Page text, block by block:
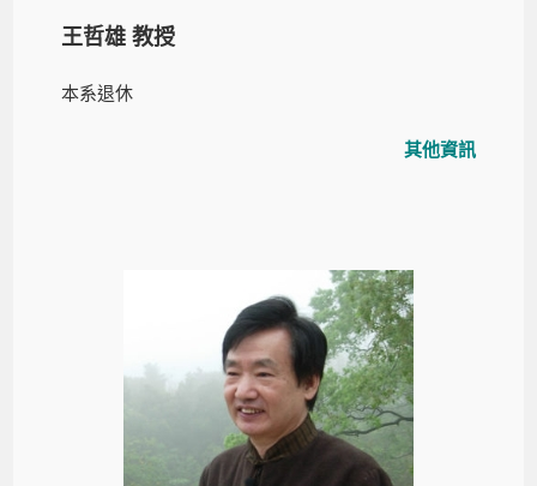
王哲雄 教授
本系退休
其他資訊